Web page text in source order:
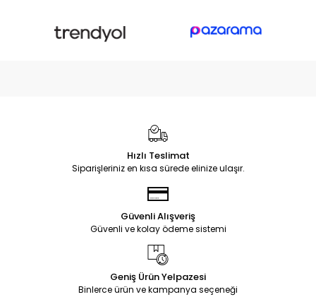
Hızlı Teslimat
Siparişleriniz en kısa sürede elinize ulaşır.
Güvenli Alışveriş
Güvenli ve kolay ödeme sistemi
Geniş Ürün Yelpazesi
Binlerce ürün ve kampanya seçeneği